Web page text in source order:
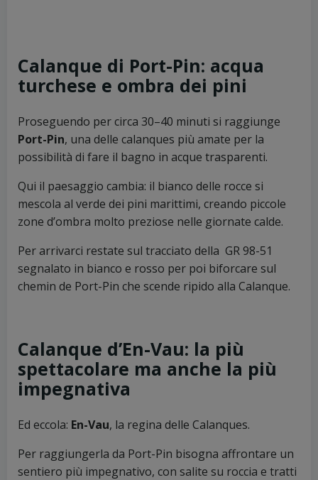
Calanque di Port-Pin: acqua
turchese e ombra dei pini
Proseguendo per circa 30–40 minuti si raggiunge
Port-Pin, una delle calanques più amate per la
possibilità di fare il bagno in acque trasparenti.
Qui il paesaggio cambia: il bianco delle rocce si
mescola al verde dei pini marittimi, creando piccole
zone d’ombra molto preziose nelle giornate calde.
Per arrivarci restate sul tracciato della GR 98-51
segnalato in bianco e rosso per poi biforcare sul
chemin de Port-Pin che scende ripido alla Calanque.
Calanque d’En-Vau: la più
spettacolare ma anche la più
impegnativa
Ed eccola: En-Vau, la regina delle Calanques.
Per raggiungerla da Port-Pin bisogna affrontare un
sentiero più impegnativo, con salite su roccia e tratti